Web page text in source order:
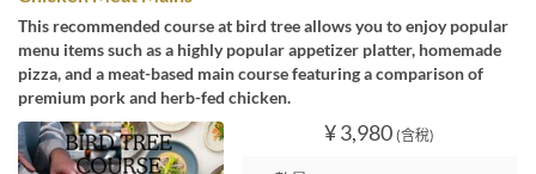
This recommended course at bird tree allows you to enjoy popular
menu items such as a highly popular appetizer platter, homemade
pizza, and a meat-based main course featuring a comparison of
premium pork and herb-fed chicken.
¥ 3,980 (含稅)